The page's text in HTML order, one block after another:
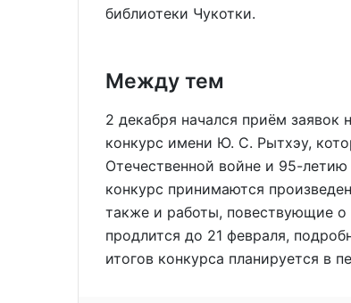
библиотеки Чукотки.
Между тем
2 декабря начался приём
конкурс имени Ю. С. Рытхэу,
Отечественной войне и 95-
конкурс принимаются
также и работы, повествующие о
продлится до 21 февраля,
итогов конкурса планируется в